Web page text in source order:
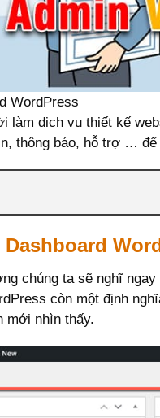
WordPress
làm dịch vụ thiết kế
thông báo, hỗ trợ … để
chúng ta sẽ nghĩ
còn một định
mới nhìn thấy.